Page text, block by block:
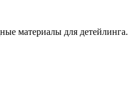
материалы для детейлинга.